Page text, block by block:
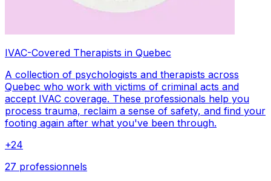
IVAC-Covered Therapists in Quebec
A collection of psychologists and therapists across
Quebec who work with victims of criminal acts and
accept IVAC coverage. These professionals help you
process trauma, reclaim a sense of safety, and find your
footing again after what you've been through.
+24
27 professionnels